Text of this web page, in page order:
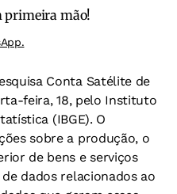
primeira mão!
Conta Satélite de
feira, 18, pelo Instituto
(IBGE). O
sobre a produção, o
de bens e serviços
dados relacionados ao